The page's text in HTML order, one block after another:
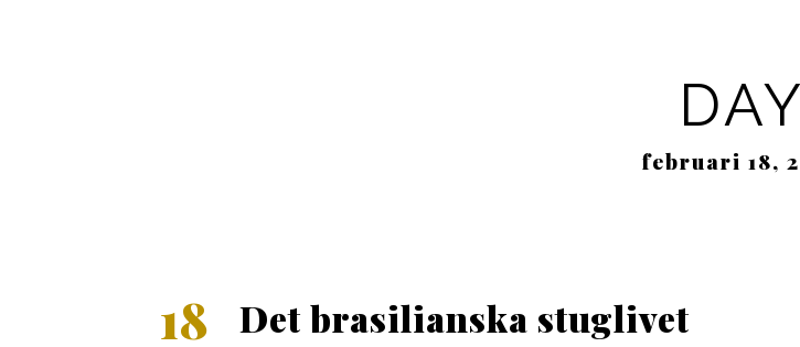
DAY
februari 18,
18 Det brasilianska stuglivet